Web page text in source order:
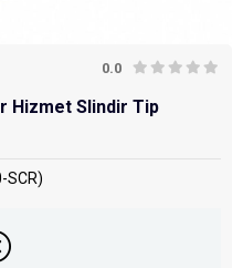
0.0
Hizmet Slindir Tip
SCR)